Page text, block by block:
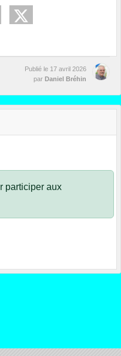
Publié le 17 avril 2026
par Daniel Bréhin
participer aux